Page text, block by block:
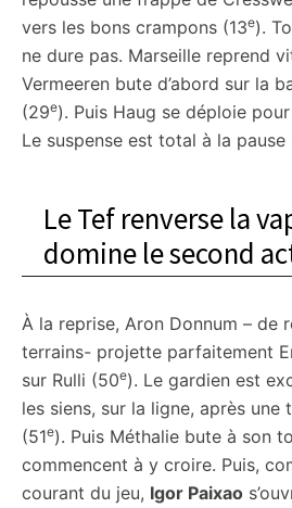
vers les bons crampons (13e).
ne dure pas. Marseille reprend
Vermeeren bute d’abord sur la
(29e). Puis Haug se déploie
Le suspense est total à la pause
Le Tef renverse la
domine le second
À la reprise, Aron Donnum – de
terrains- projette parfaitement
sur Rulli (50e). Le gardien est
les siens, sur la ligne, après une
(51e). Puis Méthalie bute à son
commencent à y croire. Puis,
courant du jeu, Igor Paixao